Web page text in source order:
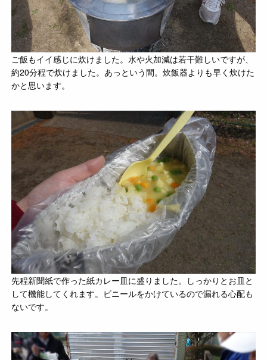
ご飯もイイ感じに炊けました。水や火加減は若干難しいですが、
約20分程で炊けました。あっという間。炊飯器よりも早く炊けた
かと思います。
先程新聞紙で作った紙カレー皿に盛りました。しっかりとお皿と
して機能してくれます。ビニールをかけているので漏れる心配も
ないです。